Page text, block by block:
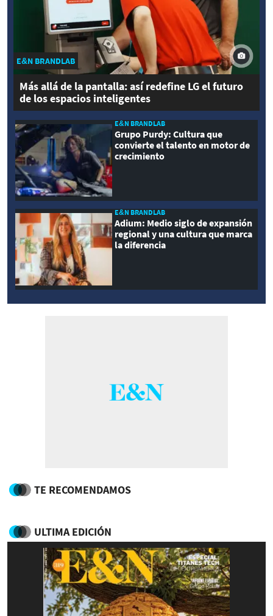
E&N BRANDLAB
Más allá de la pantalla: así redefine LG el futuro
de los espacios inteligentes
E&N BRANDLAB
Grupo Purdy: Cultura que
convierte el talento en motor de
crecimiento
E&N BRANDLAB
Adium: Medio siglo de expansión
regional y una cultura que marca
la diferencia
TE RECOMENDAMOS
ULTIMA EDICIÓN